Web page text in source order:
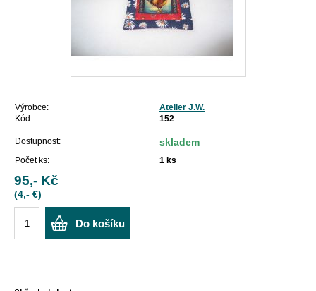
Výrobce:
Atelier J.W.
Kód:
152
Dostupnost: skladem
Počet ks: 1 ks
95,- Kč
(4,- €)
Do košíku